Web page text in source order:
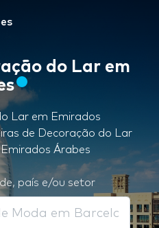
do Lar em
Lar em Emirados
de Decoração do Lar
Árabes
país e/ou setor